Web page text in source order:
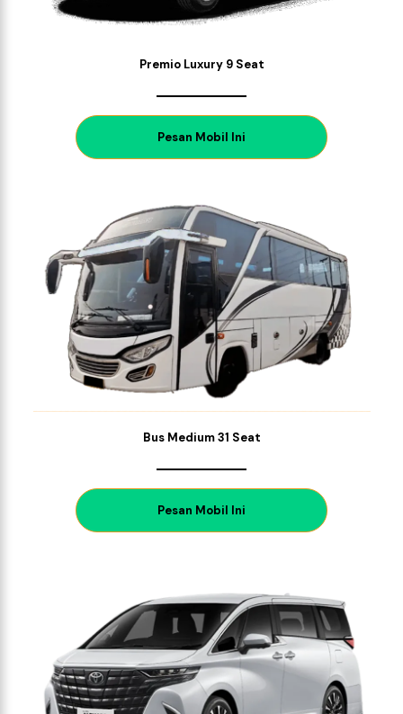
Premio Luxury 9 Seat
Pesan Mobil Ini
Bus Medium 31 Seat
Pesan Mobil Ini